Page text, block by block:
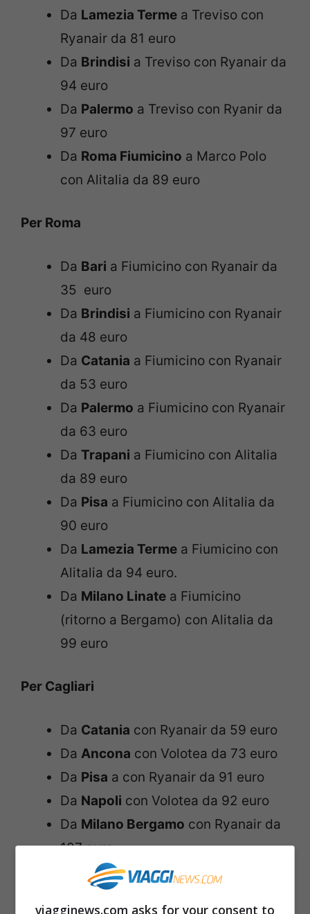
Da Lamezia Terme a Treviso con
Ryanair da 81 euro
Da Brindisi a Treviso con Ryanair da
94 euro
Da Palermo a Treviso con Ryanir da
97 euro
Da Roma Fiumicino a Marco Polo
con Alitalia da 89 euro
Per Roma
Da Bari a Fiumicino con Ryanair da
35 euro
Da Brindisi a Fiumicino con Ryanair
da 48 euro
Da Catania a Fiumicino con Ryanair
da 53 euro
Da Palermo a Fiumicino con Ryanair
da 63 euro
Da Trapani a Fiumicino con Alitalia
da 89 euro
Da Pisa a Fiumicino con Alitalia da
90 euro
Da Lamezia Terme a Fiumicino con
Alitalia da 94 euro.
Da Milano Linate a Fiumicino
(ritorno a Bergamo) con Alitalia da
99 euro
Per Cagliari
Da Catania con Ryanair da 59 euro
Da Ancona con Volotea da 73 euro
Da Pisa a con Ryanair da 91 euro
Da Napoli con Volotea da 92 euro
Da Milano Bergamo con Ryanair da
107 euro
Baricon Ryanair da 121 euro
Torino
viagginews.com asks for your consent to